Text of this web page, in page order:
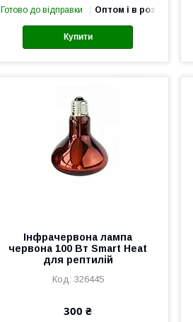
Готово до відправки Оптом і в роздріб
Купити
Інфрачервона лампа
червона 100 Вт Smart Heat
для рептилій
326445
300 ₴